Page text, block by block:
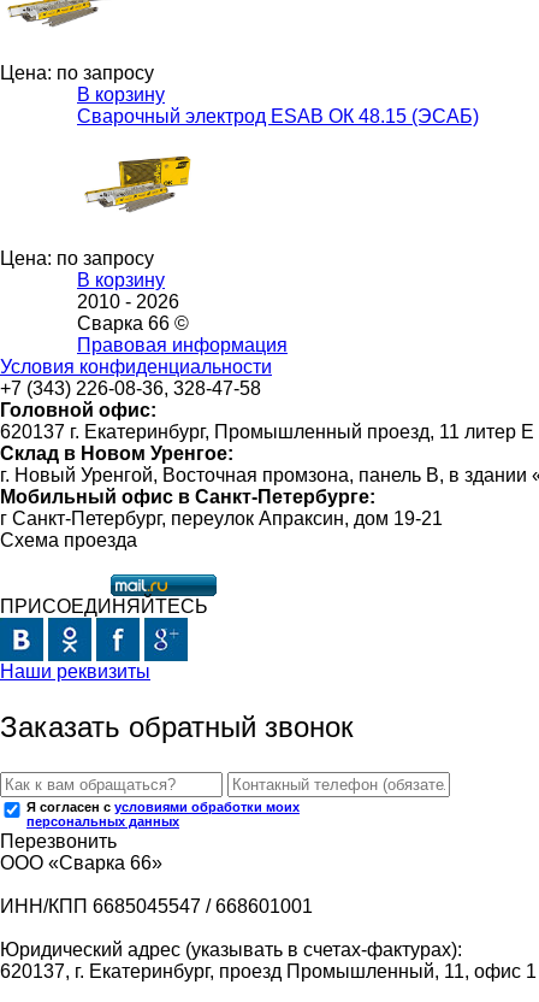
Цена: по запросу
В корзину
Сварочный электрод ESAB ОК 48.15 (ЭСАБ)
Цена: по запросу
В корзину
2010 - 2026
Сварка 66 ©
Правовая информация
Условия конфиденциальности
+7 (343) 226-08-36, 328-47-58
Головной офис:
620137 г. Екатеринбург, Промышленный проезд, 11 литер Е
Склад в Новом Уренгое:
г. Новый Уренгой, Восточная промзона, панель В, в
Мобильный офис в Санкт-Петербурге:
г Санкт-Петербург, переулок Апраксин, дом 19-21
Схема проезда
ПРИСОЕДИНЯЙТЕСЬ
Наши реквизиты
Заказать обратный звонок
Я согласен с условиями обработки моих
персональных данных
Перезвонить
ООО «Сварка 66»
ИНН/КПП 6685045547 / 668601001
Юридический адрес (указывать в счетах-фактурах):
620137, г. Екатеринбург, проезд Промышленный, 11, офис 1